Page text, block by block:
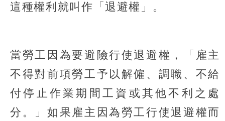
這種權利就叫作「退避權」。
當勞工因為要避險行使退避權，「雇主
不得對前項勞工予以解僱、調職、不給
付停止作業期間工資或其他不利之處
分。」如果雇主因為勞工行使退避權而